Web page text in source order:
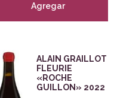
Agregar
ALAIN GRAILLOT
FLEURIE
«ROCHE
GUILLON» 2022